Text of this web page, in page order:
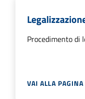
Procedimento di
VAI ALLA PAGINA